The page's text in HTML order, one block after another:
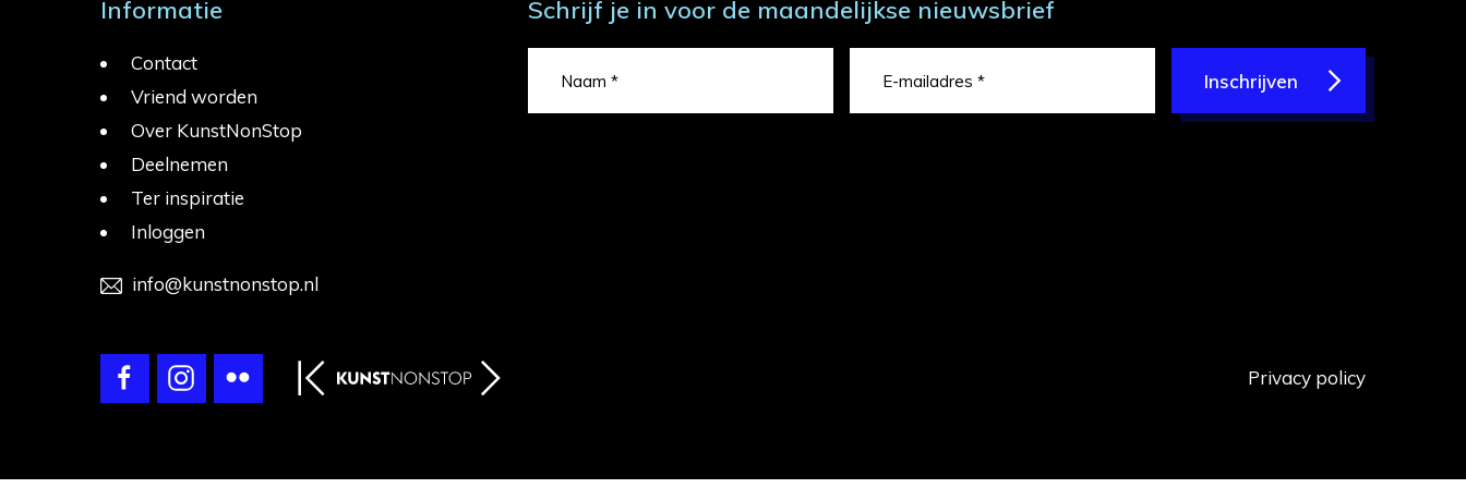
Informatie
Contact
Vriend worden
Over KunstNonStop
Deelnemen
Ter inspiratie
Inloggen
info@kunstnonstop.nl
Schrijf je in voor de maandelijkse nieuwsbrief
Inschrijven
Privacy policy